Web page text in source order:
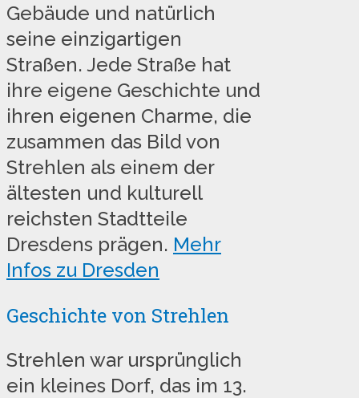
Gebäude und natürlich
seine einzigartigen
Straßen. Jede Straße hat
ihre eigene Geschichte und
ihren eigenen Charme, die
zusammen das Bild von
Strehlen als einem der
ältesten und kulturell
reichsten Stadtteile
Dresdens prägen. Mehr
Infos zu Dresden
Geschichte von Strehlen
Strehlen war ursprünglich
ein kleines Dorf, das im 13.